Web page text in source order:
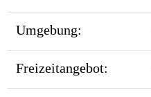
Umgebung:
Freizeitangebot: